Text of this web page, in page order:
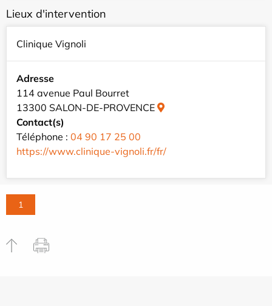
Lieux d'intervention
Clinique Vignoli
Adresse
114 avenue Paul Bourret
13300 SALON-DE-PROVENCE
Contact(s)
Téléphone : 04 90 17 25 00
https://www.clinique-vignoli.fr/fr/
1